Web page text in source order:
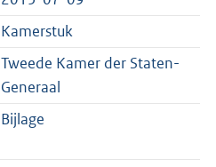
1
K
b
:
1
K
b
Kamerstuk
Tweede Kamer der Staten-
Generaal
Bijlage